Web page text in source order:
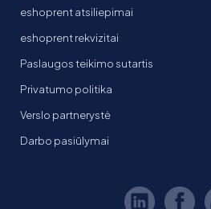
eshoprent atsiliepimai
eshoprent rekvizitai
Paslaugos teikimo sutartis
Privatumo politika
Verslo partnerystė
Darbo pasiūlymai